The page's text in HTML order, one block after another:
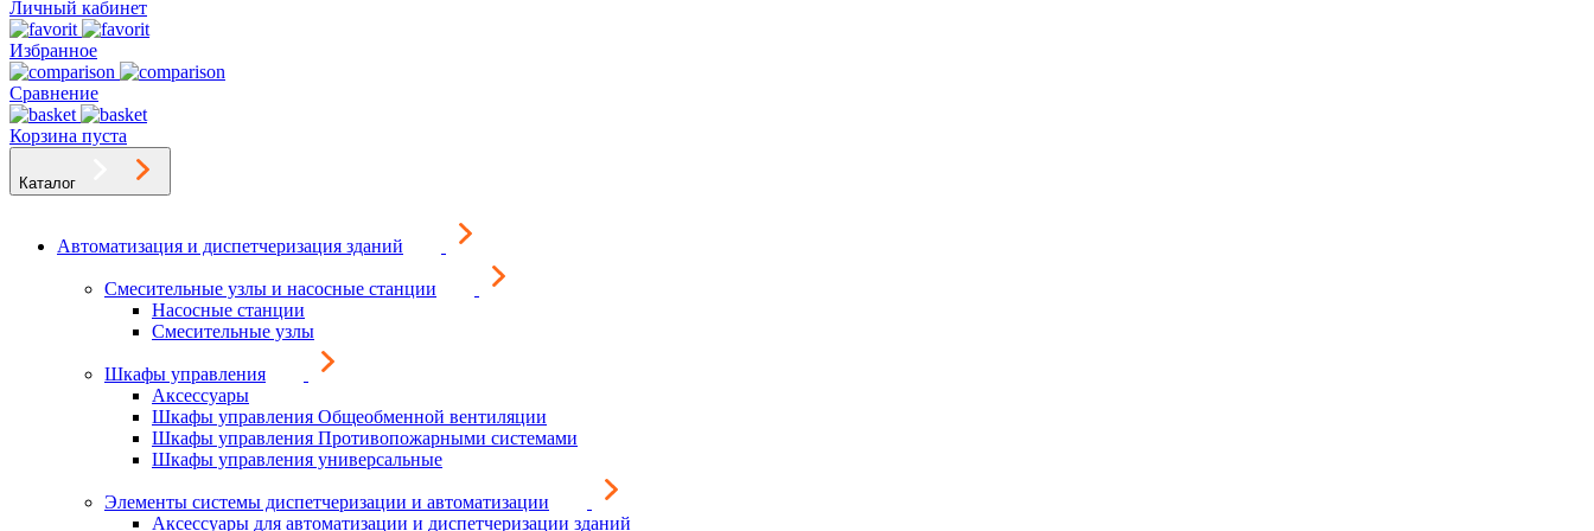
Личный кабинет
Избранное
Сравнение
Корзина пуста
Каталог
Автоматизация и диспетчеризация зданий
Смесительные узлы и насосные станции
Насосные станции
Смесительные узлы
Шкафы управления
Аксессуары
Шкафы управления Общеобменной вентиляции
Шкафы управления Противопожарными системами
Шкафы управления универсальные
Элементы системы диспетчеризации и автоматизации
Аксессуары для автоматизации и диспетчеризации зданий